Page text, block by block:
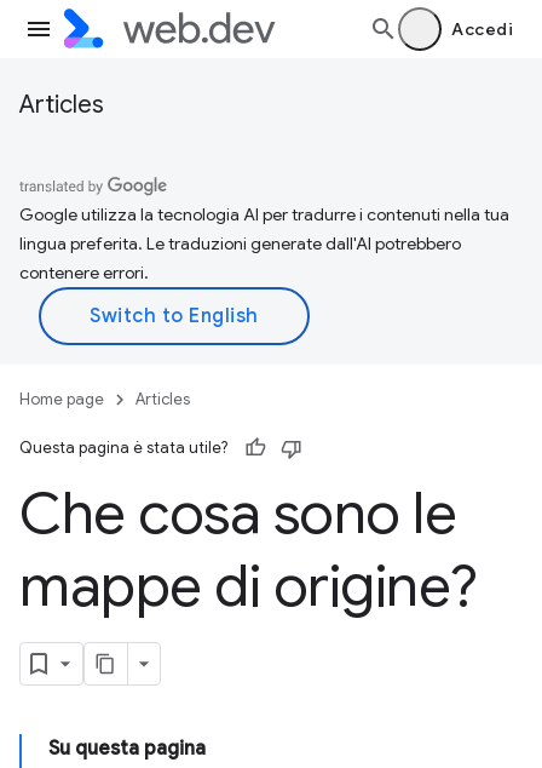
Accedi
Articles
Google utilizza la tecnologia AI per tradurre i contenuti nella tua
lingua preferita. Le traduzioni generate dall'AI potrebbero
contenere errori.
Home page Articles
Questa pagina è stata utile?
Che cosa sono le
mappe di origine?
Su questa pagina